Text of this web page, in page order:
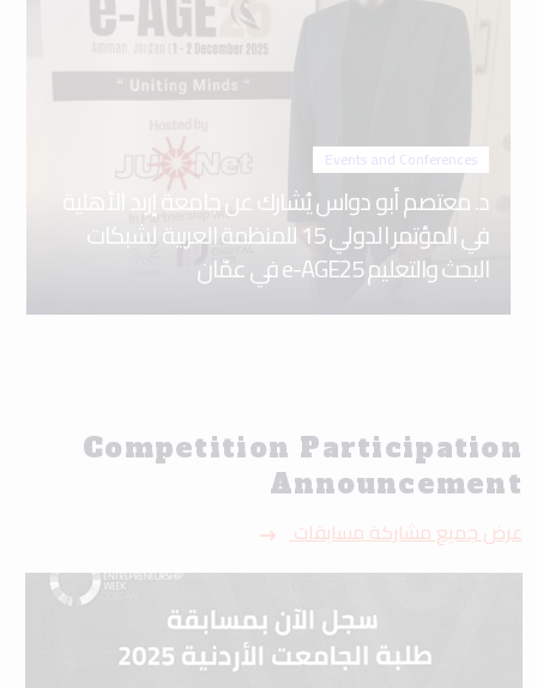
Events and Conferences
د. معتصم أبو دواس يُشارك عن جامعة إربد الأهلية
في المؤتمر الدولي 15 للمنظمة العربية لشبكات
البحث والتعليم e-AGE25 في عمّان
Competition Participation
Announcement
عرض جميع مشاركة مسابقات